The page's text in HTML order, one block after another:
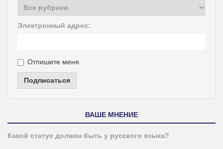
Электронный адрес:
Отпишите меня
Подписаться
ВАШЕ МНЕНИЕ
Какой статус должен быть у русского языка?